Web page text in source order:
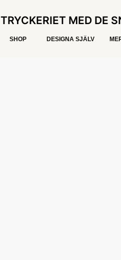
TRYCKERIET MED DE
SHOP DESIGNA SJÄLV